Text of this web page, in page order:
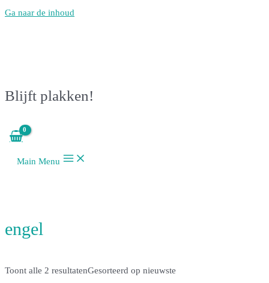
Ga naar de inhoud
Blijft plakken!
Main Menu
engel
Toont alle 2 resultatenGesorteerd op nieuwste